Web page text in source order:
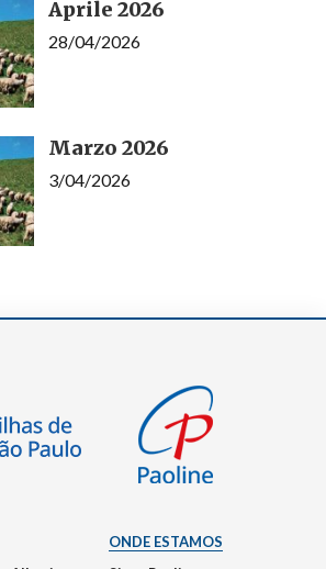
Aprile 2026
28/04/2026
Marzo 2026
3/04/2026
ONDE ESTAMOS